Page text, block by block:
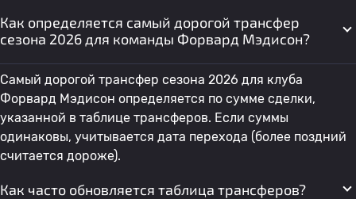
Как определяется самый дорогой трансфер
сезона 2026 для команды Форвард Мэдисон?
Самый дорогой трансфер сезона 2026 для клуба
Форвард Мэдисон определяется по сумме сделки,
указанной в таблице трансферов. Если суммы
одинаковы, учитывается дата перехода (более поздний
считается дороже).
Как часто обновляется таблица трансферов?